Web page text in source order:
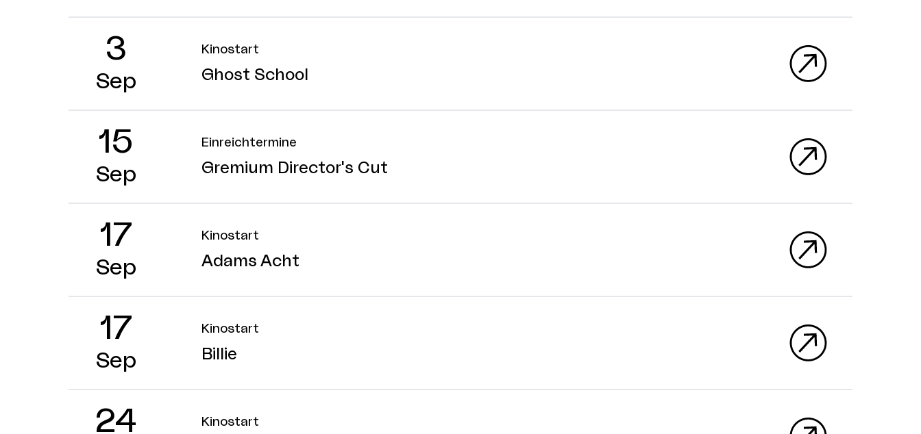
3
Sep
Kinostart
Ghost School
15
Sep
Einreichtermine
Gremium Director's Cut
17
Sep
Kinostart
Adams Acht
17
Sep
Kinostart
Billie
24 Kinostart